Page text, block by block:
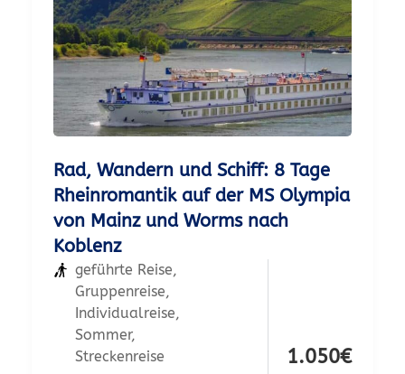
Rad, Wandern und Schiff: 8 Tage
Rheinromantik auf der MS Olympia
von Mainz und Worms nach
Koblenz
geführte Reise,
Gruppenreise,
Individualreise,
Sommer,
Streckenreise
1.050€